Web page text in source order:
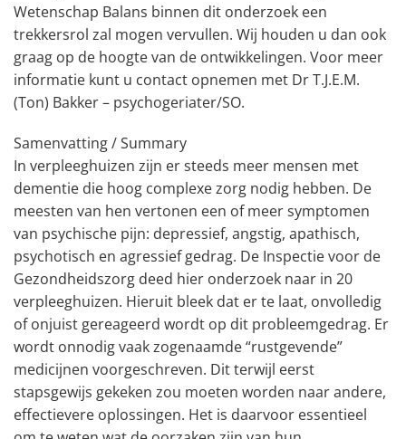
Wetenschap Balans binnen dit onderzoek een
trekkersrol zal mogen vervullen. Wij houden u dan ook
graag op de hoogte van de ontwikkelingen. Voor meer
informatie kunt u contact opnemen met Dr T.J.E.M.
(Ton) Bakker – psychogeriater/SO.
Samenvatting / Summary
In verpleeghuizen zijn er steeds meer mensen met
dementie die hoog complexe zorg nodig hebben. De
meesten van hen vertonen een of meer symptomen
van psychische pijn: depressief, angstig, apathisch,
psychotisch en agressief gedrag. De Inspectie voor de
Gezondheidszorg deed hier onderzoek naar in 20
verpleeghuizen. Hieruit bleek dat er te laat, onvolledig
of onjuist gereageerd wordt op dit probleemgedrag. Er
wordt onnodig vaak zogenaamde “rustgevende”
medicijnen voorgeschreven. Dit terwijl eerst
stapsgewijs gekeken zou moeten worden naar andere,
effectievere oplossingen. Het is daarvoor essentieel